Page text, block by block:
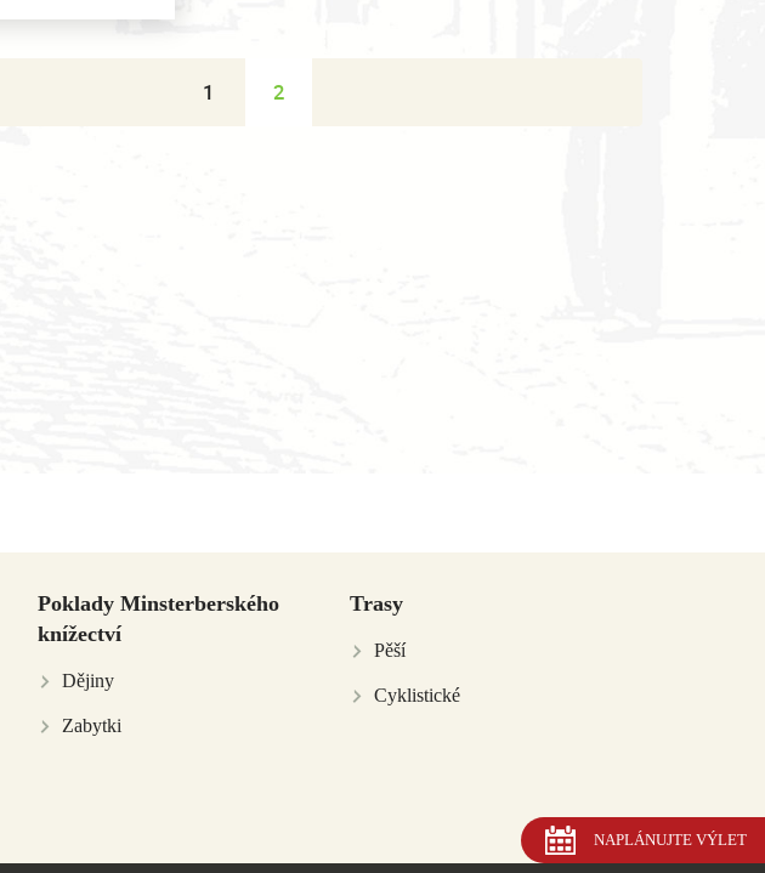
1 2
Poklady Minsterberského
knížectví
Dějiny
Zabytki
Trasy
Pěší
Cyklistické
NAPLÁNUJTE VÝLET